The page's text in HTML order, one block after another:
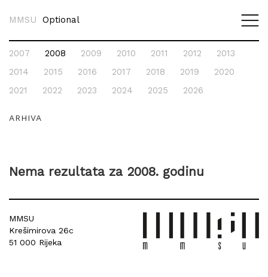
MMSU Optional
Nema aktualnih izložbi.
Nema izložbi u najavi.
2007 2008 2009 2010 2011 2012
2013
2014
2015 2016 2017 2018 2019
2020
2021
2022 2023 2024 2025 2026
ARHIVA
Nema rezultata za 2008. godinu
MMSU
Krešimirova 26c
51 000 Rijeka